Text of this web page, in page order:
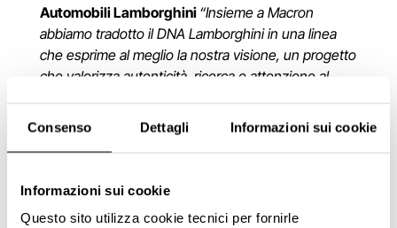
Consenso Dettagli Informazioni sui cookie
Informazioni sui cookie
Questo sito utilizza cookie tecnici per fornirle
Automobili Lamborghini “Insieme a Macron
abbiamo tradotto il DNA Lamborghini in una linea
che esprime al meglio la nostra visione, un progetto
che valorizza autenticità, ricerca e attenzione al
“Questa collaborazione nasce dall’unione tra due
per performance, design e qualità,”
Francesco Martinelli, Chief Business Officer BU